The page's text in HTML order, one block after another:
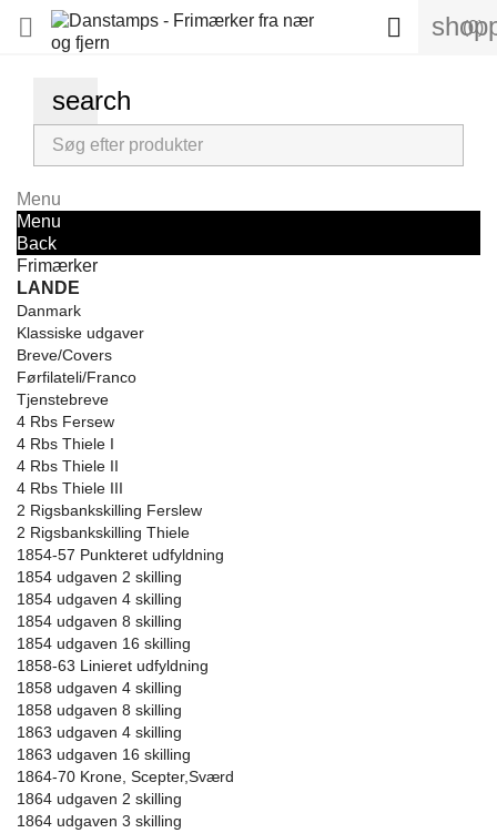
 (0)

search
Menu
Menu
Back
Frimærker
LANDE
Danmark
Klassiske udgaver
Breve/Covers
Førfilateli/Franco
Tjenstebreve
4 Rbs Fersew
4 Rbs Thiele I
4 Rbs Thiele II
4 Rbs Thiele III
2 Rigsbankskilling Ferslew
2 Rigsbankskilling Thiele
1854-57 Punkteret udfyldning
1854 udgaven 2 skilling
1854 udgaven 4 skilling
1854 udgaven 8 skilling
1854 udgaven 16 skilling
1858-63 Linieret udfyldning
1858 udgaven 4 skilling
1858 udgaven 8 skilling
1863 udgaven 4 skilling
1863 udgaven 16 skilling
1864-70 Krone, Scepter,Sværd
1864 udgaven 2 skilling
1864 udgaven 3 skilling